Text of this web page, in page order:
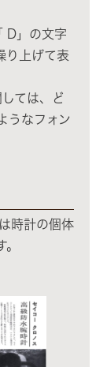
D」の文字
り上げて表
ては、ど
うなフォン
時計の個体